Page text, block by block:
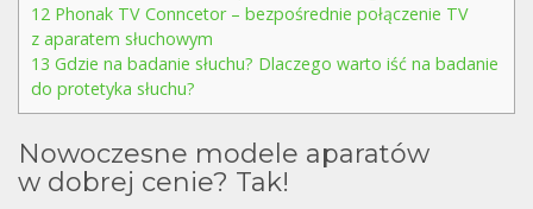
12 Phonak TV Conncetor – bezpośrednie połączenie TV
z aparatem słuchowym
13 Gdzie na badanie słuchu? Dlaczego warto iść na badanie
do protetyka słuchu?
Nowoczesne modele aparatów
w dobrej cenie? Tak!